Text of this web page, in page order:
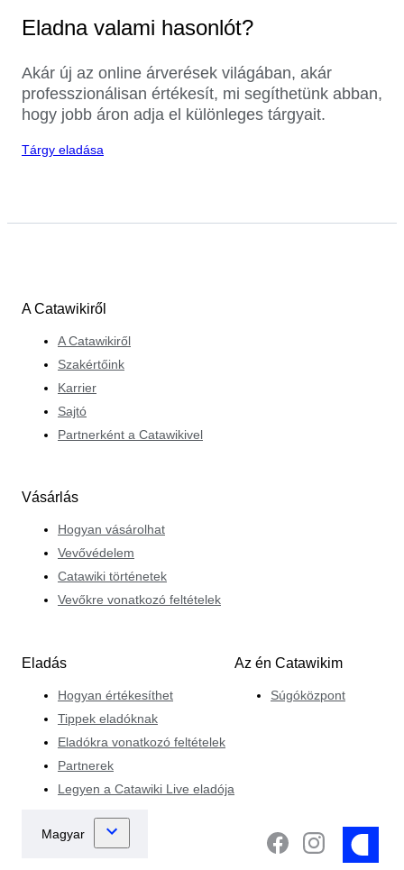
Eladna valami hasonlót?
Akár új az online árverések világában, akár
professzionálisan értékesít, mi segíthetünk abban,
hogy jobb áron adja el különleges tárgyait.
Tárgy eladása
A Catawikiről
A Catawikiről
Szakértőink
Karrier
Sajtó
Partnerként a Catawikivel
Vásárlás
Hogyan vásárolhat
Vevővédelem
Catawiki történetek
Vevőkre vonatkozó feltételek
Eladás
Hogyan értékesíthet
Tippek eladóknak
Eladókra vonatkozó feltételek
Partnerek
Legyen a Catawiki Live eladója
Az én Catawikim
Súgóközpont